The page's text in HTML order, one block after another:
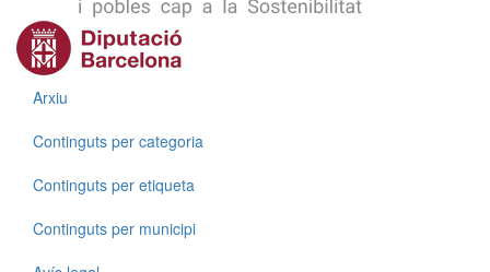
Menú
Arxiu
Continguts per categoria
Continguts per etiqueta
Continguts per municipi